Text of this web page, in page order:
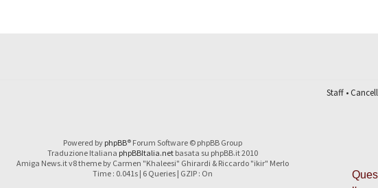
Staff•
Powered by phpBB® Forum Software © phpBB Group
Traduzione Italiana phpBBItalia.netbasata su phpBB.it 2010
Amiga News.it v8 theme by Carmen "Khaleesi" Ghirardi & Riccardo "ikir" Merlo
Time : 0.041s | 6 Queries | GZIP : On